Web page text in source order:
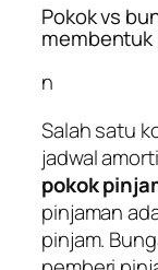
Pokok vs
membentuk
n
Salah satu
jadwal
pokok
pinjaman
pinjam.